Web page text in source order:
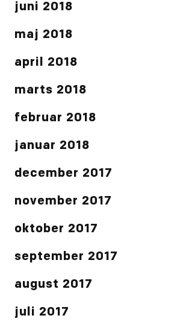
juni 2018
maj 2018
april 2018
marts 2018
februar 2018
januar 2018
december 2017
november 2017
oktober 2017
september 2017
august 2017
juli 2017